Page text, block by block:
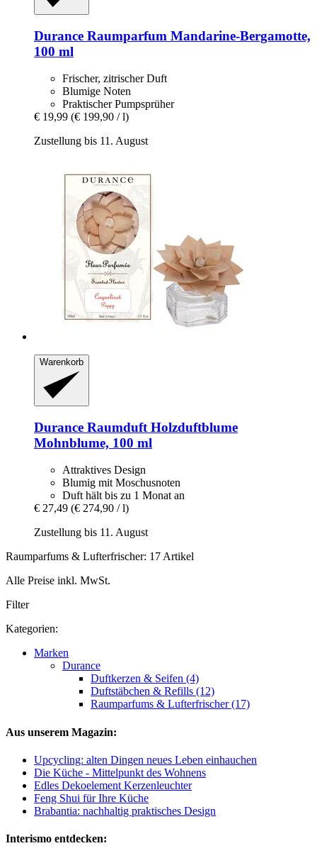
Durance Raumparfum Mandarine-​Bergamotte,
100 ml
Frischer, zitrischer Duft
Blumige Noten
Praktischer Pumpsprüher
€ 19,99 (€ 199,90 / l)
Zustellung bis 11. August
Warenkorb
Durance Raumduft Holzduftblume
Mohnblume, 100 ml
Attraktives Design
Blumig mit Moschusnoten
Duft hält bis zu 1 Monat an
€ 27,49 (€ 274,90 / l)
Zustellung bis 11. August
Raumparfums & Lufterfrischer: 17 Artikel
Alle Preise inkl. MwSt.
Filter
Kategorien:
Marken
Durance
Duftkerzen & Seifen (4)
Duftstäbchen & Refills (12)
Raumparfums & Lufterfrischer (17)
Aus unserem Magazin:
Upcycling: alten Dingen neues Leben einhauchen
Die Küche - Mittelpunkt des Wohnens
Edles Dekoelement Kerzenleuchter
Feng Shui für Ihre Küche
Brabantia: nachhaltig praktisches Design
Interismo entdecken: